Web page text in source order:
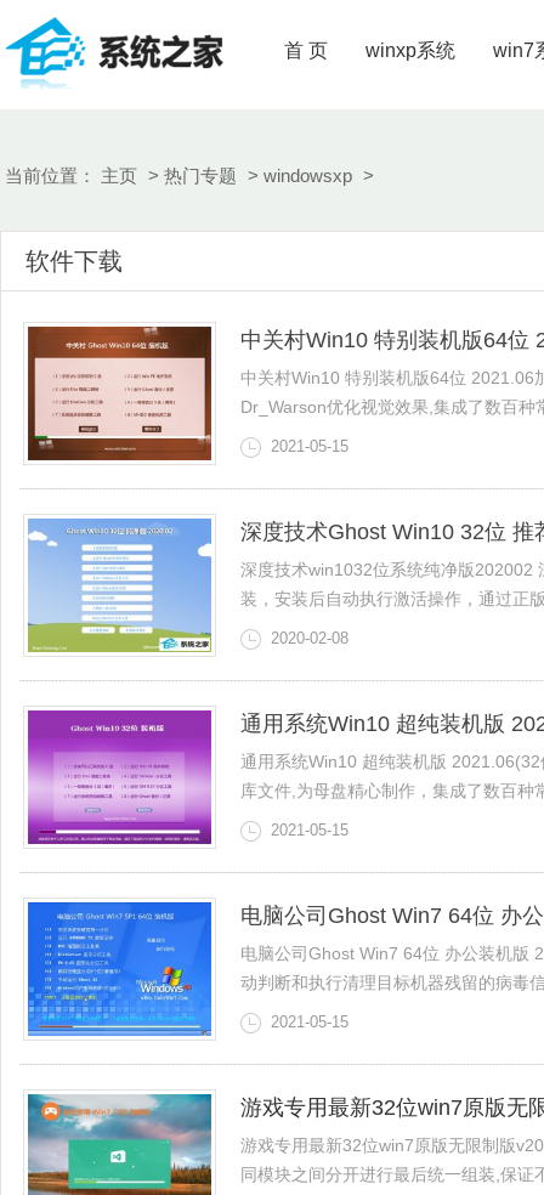
首 页 winxp系统 win7
当前位置： 主页 > 热门专题 > windowsxp >
软件下载
中关村Win10 特别装机版64位
中关村Win10 特别装机版64位 2021.06
Dr_Warson优化视觉效果,集成了数百种
2021-05-15
深度技术Ghost Win10 32位 推
深度技术win1032位系统纯净版202002
装，安装后自动执行激活操作，通过正
2020-02-08
通用系统Win10 超纯装机版
通用系统Win10 超纯装机版
库文件,为母盘精心制作，集成了数百种
2021-05-15
电脑公司Ghost Win7 64位 办
电脑公司Ghost Win7 64位 办公装机版
动判断和执行清理目标机器残留的病毒
2021-05-15
游戏专用最新32位win7原版无
游戏专用最新32位win7原版无限制版
同模块之间分开进行最后统一组装,保证